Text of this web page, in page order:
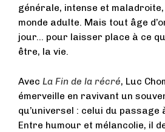
générale, intense et
monde adulte. Mais tout âge
jour… pour laisser place à ce
être, la vie.
Avec La Fin de la récré, Luc
émerveille en ravivant un
qu’universel : celui du passage
Entre humour et mélancolie, il